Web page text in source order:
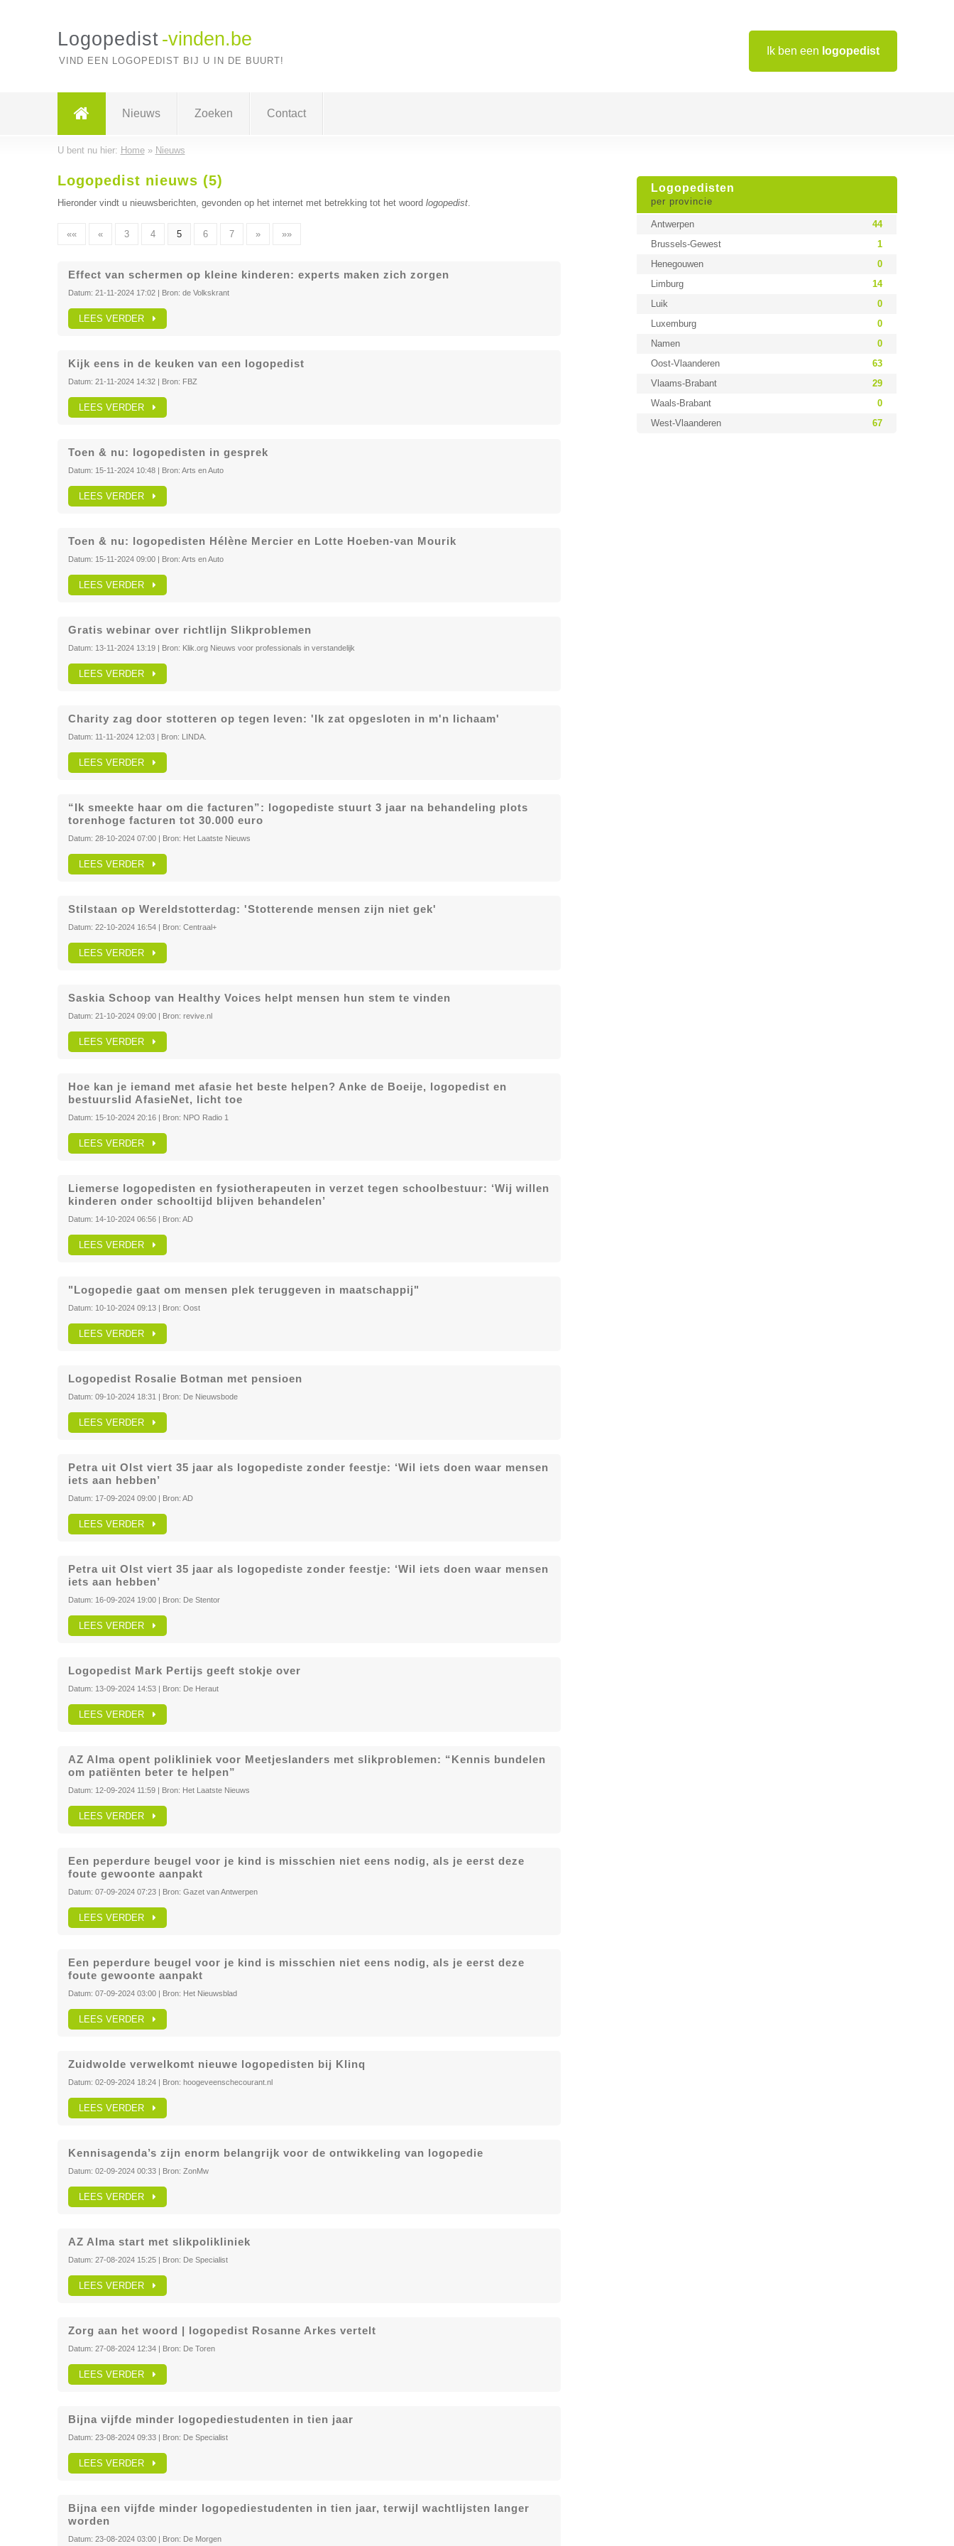
Ik ben een logopedist
Logopedist -vinden.be
VIND EEN LOGOPEDIST BIJ U IN DE BUURT!
Nieuws Zoeken Contact
U bent nu hier: Home» Nieuws
Logopedisten
per provincie
Antwerpen
44
Brussels-Gewest
1
Henegouwen
0
Limburg
14
Luik
0
Luxemburg
0
Namen
0
Oost-Vlaanderen
63
Vlaams-Brabant
29
Waals-Brabant
0
West-Vlaanderen
67
Logopedist nieuws (5)
Hieronder vindt u nieuwsberichten, gevonden op het internet met betrekking tot het woord logopedist.
«« « 3 4 5 6 7 » »»
Effect van schermen op kleine kinderen: experts maken zich zorgen
Datum: 21-11-2024 17:02| Bron: de Volkskrant
LEES VERDER
Kijk eens in de keuken van een logopedist
Datum: 21-11-2024 14:32| Bron: FBZ
LEES VERDER
Toen & nu: logopedisten in gesprek
Datum: 15-11-2024 10:48| Bron: Arts en Auto
LEES VERDER
Toen & nu: logopedisten Hélène Mercier en Lotte Hoeben-van Mourik
Datum: 15-11-2024 09:00| Bron: Arts en Auto
LEES VERDER
Gratis webinar over richtlijn Slikproblemen
Datum: 13-11-2024 13:19| Bron: Klik.org Nieuws voor professionals in verstandelijk
LEES VERDER
Charity zag door stotteren op tegen leven: 'Ik zat opgesloten in m'n lichaam'
Datum: 11-11-2024 12:03| Bron: LINDA.
LEES VERDER
“Ik smeekte haar om die facturen”: logopediste stuurt 3 jaar na behandeling plots
torenhoge facturen tot 30.000 euro
Datum: 28-10-2024 07:00| Bron: Het Laatste Nieuws
LEES VERDER
Stilstaan op Wereldstotterdag: 'Stotterende mensen zijn niet gek'
Datum: 22-10-2024 16:54| Bron: Centraal+
LEES VERDER
Saskia Schoop van Healthy Voices helpt mensen hun stem te vinden
Datum: 21-10-2024 09:00| Bron: revive.nl
LEES VERDER
Hoe kan je iemand met afasie het beste helpen? Anke de Boeije, logopedist en
bestuurslid AfasieNet, licht toe
Datum: 15-10-2024 20:16| Bron: NPO Radio 1
LEES VERDER
Liemerse logopedisten en fysiotherapeuten in verzet tegen schoolbestuur: ‘Wij willen
kinderen onder schooltijd blijven behandelen’
Datum: 14-10-2024 06:56| Bron: AD
LEES VERDER
"Logopedie gaat om mensen plek teruggeven in maatschappij"
Datum: 10-10-2024 09:13| Bron: Oost
LEES VERDER
Logopedist Rosalie Botman met pensioen
Datum: 09-10-2024 18:31 | Bron: De Nieuwsbode
LEES VERDER
Petra uit Olst viert 35 jaar als logopediste zonder feestje: ‘Wil iets doen waar mensen
iets aan hebben’
Datum: 17-09-2024 09:00| Bron: AD
LEES VERDER
Petra uit Olst viert 35 jaar als logopediste zonder feestje: ‘Wil iets doen waar mensen
iets aan hebben’
Datum: 16-09-2024 19:00| Bron: De Stentor
LEES VERDER
Logopedist Mark Pertijs geeft stokje over
Datum: 13-09-2024 14:53| Bron: De Heraut
LEES VERDER
AZ Alma opent polikliniek voor Meetjeslanders met slikproblemen: “Kennis bundelen
om patiënten beter te helpen”
Datum: 12-09-2024 11:59| Bron: Het Laatste Nieuws
LEES VERDER
Een peperdure beugel voor je kind is misschien niet eens nodig, als je eerst deze
foute gewoonte aanpakt
Datum: 07-09-2024 07:23| Bron: Gazet van Antwerpen
LEES VERDER
Een peperdure beugel voor je kind is misschien niet eens nodig, als je eerst deze
foute gewoonte aanpakt
Datum: 07-09-2024 03:00| Bron: Het Nieuwsblad
LEES VERDER
Zuidwolde verwelkomt nieuwe logopedisten bij Klinq
Datum: 02-09-2024 18:24| Bron: hoogeveenschecourant.nl
LEES VERDER
Kennisagenda’s zijn enorm belangrijk voor de ontwikkeling van logopedie
Datum: 02-09-2024 00:33| Bron: ZonMw
LEES VERDER
AZ Alma start met slikpolikliniek
Datum: 27-08-2024 15:25| Bron: De Specialist
LEES VERDER
Zorg aan het woord | logopedist Rosanne Arkes vertelt
Datum: 27-08-2024 12:34| Bron: De Toren
LEES VERDER
Bijna vijfde minder logopediestudenten in tien jaar
Datum: 23-08-2024 09:33| Bron: De Specialist
LEES VERDER
Bijna een vijfde minder logopediestudenten in tien jaar, terwijl wachtlijsten langer
worden
Datum: 23-08-2024 03:00| Bron: De Morgen